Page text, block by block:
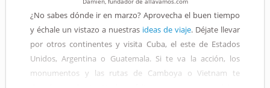
¿No sabes dónde ir en marzo? Aprovecha el buen tiempo
y échale un vistazo a nuestras ideas de viaje. Déjate llevar
por otros continentes y visita Cuba, el este de Estados
Unidos, Argentina o Guatemala. Si te va la acción, los
monumentos y las rutas de Camboya o Vietnam te